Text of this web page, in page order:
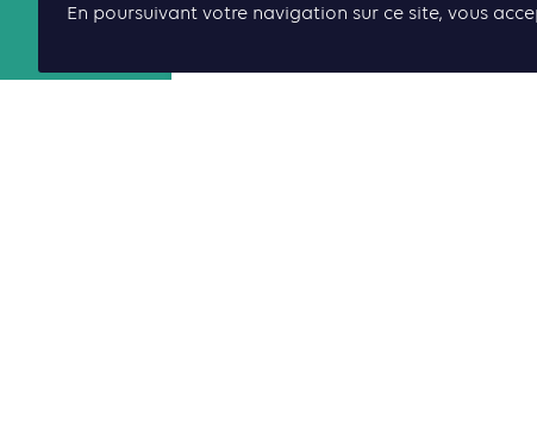
En poursuivant votre navigation sur ce site, vous